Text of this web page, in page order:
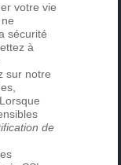
votre vie
sécurité
à
sur notre
de